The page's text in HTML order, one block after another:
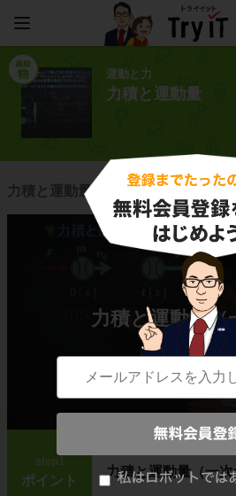
運動と力
力積と運動量
力積と運動量に関連する授業一覧
力積と運動量（
step1
ポイント
力積と運動量（一次